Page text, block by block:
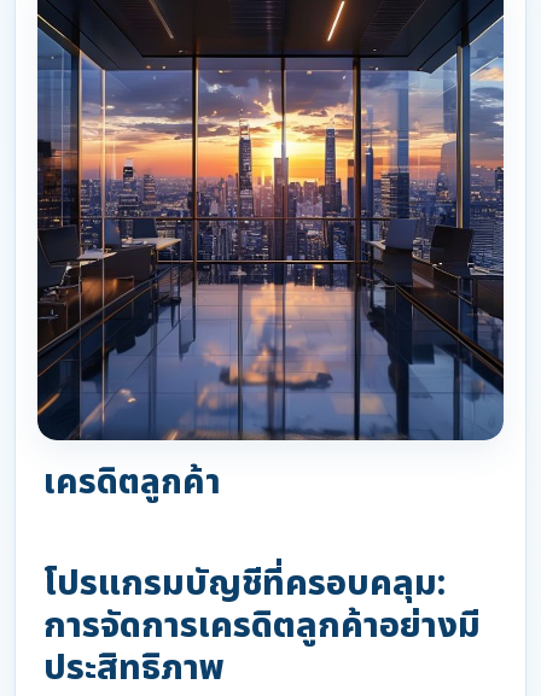
เครดิตลูกค้า
โปรแกรมบัญชีที่ครอบคลุม:
การจัดการเครดิตลูกค้าอย่างมี
ประสิทธิภาพ